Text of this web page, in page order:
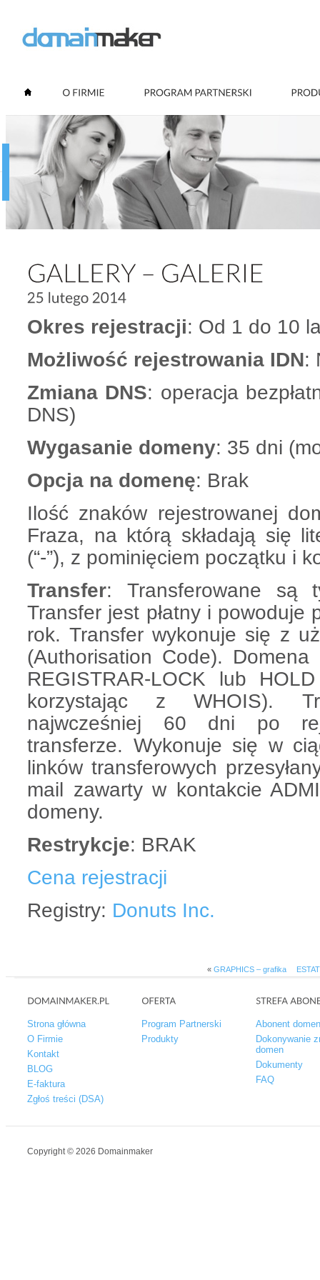
Okres rejestracji: Od 1 do 10
Możliwość rejestrowania IDN:
Zmiana DNS: operacja
DNS)
Wygasanie domeny: 35 dni
Opcja na domenę: Brak
Ilość znaków rejestrowanej
Fraza, na którą składają się
(“-”), z pominięciem początku i
Transfer: Transferowane są
Transfer jest płatny i powoduje
rok. Transfer wykonuje się z
(Authorisation Code).
REGISTRAR-LOCK lub
korzystając z WHOIS).
najwcześniej 60 dni po
transferze. Wykonuje się w
linków transferowych
mail zawarty w kontakcie
domeny.
Restrykcje: BRAK
Cena rejestracji
Registry: Donuts Inc.
« GRAPHICS – grafika
Strona główna
O Firmie
Kontakt
BLOG
E-faktura
Zgłoś treści (DSA)
Program Partnerski
Produkty
Abonent
Dokonywanie
domen
Dokumenty
FAQ
Copyright © 2026 Domainmaker